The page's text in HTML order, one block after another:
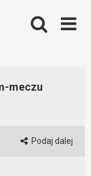
meczu
Podaj dalej